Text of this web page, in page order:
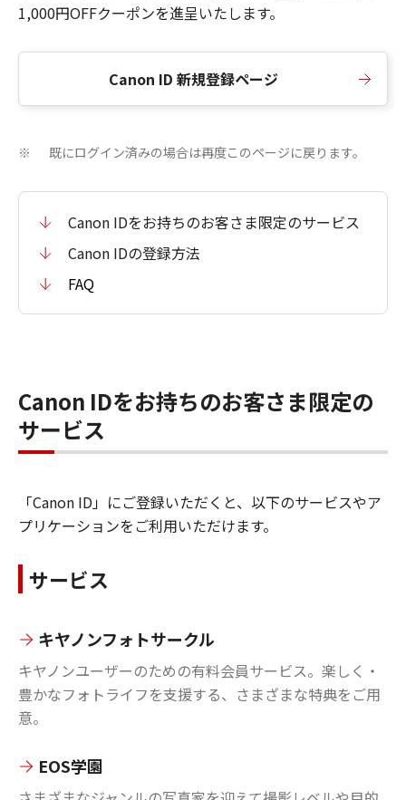
1,000円OFFクーポンを進呈いたします。
Canon ID 新規登録ページ
※ 既にログイン済みの場合は再度このページに戻ります。
Canon IDをお持ちのお客さま限定のサービス
Canon IDの登録方法
FAQ
Canon IDをお持ちのお客さま限定の
サービス
「Canon ID」にご登録いただくと、以下のサービスやア
プリケーションをご利用いただけます。
サービス
キヤノンフォトサークル
キヤノンユーザーのための有料会員サービス。楽しく・
豊かなフォトライフを支援する、さまざまな特典をご用
意。
EOS学園